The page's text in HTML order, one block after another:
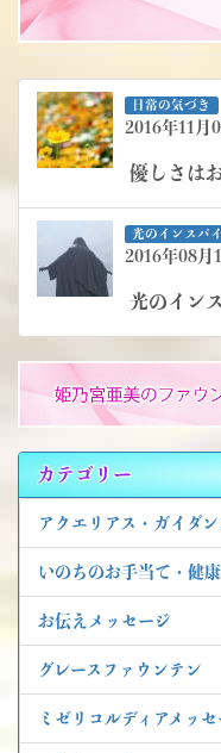
日常の気づき
2016年11月
優しさは
光のインスパ
2016年08月
光のイン
カテゴリー
アクエリアス・ガイダン
いのちのお手当て・健康
お伝えメッセージ
グレースファウンテン
ミゼリコルディアメッセ